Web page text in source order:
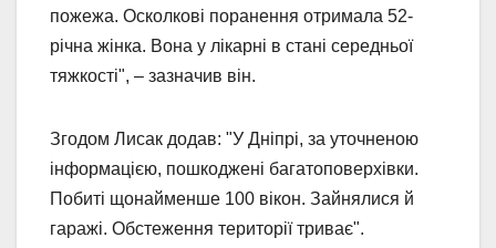
пожежа. Осколкові поранення отримала 52-
річна жінка. Вона у лікарні в стані середньої
тяжкості", – зазначив він.
Згодом Лисак додав: "У Дніпрі, за уточненою
інформацією, пошкоджені багатоповерхівки.
Побиті щонайменше 100 вікон. Зайнялися й
гаражі. Обстеження території триває".